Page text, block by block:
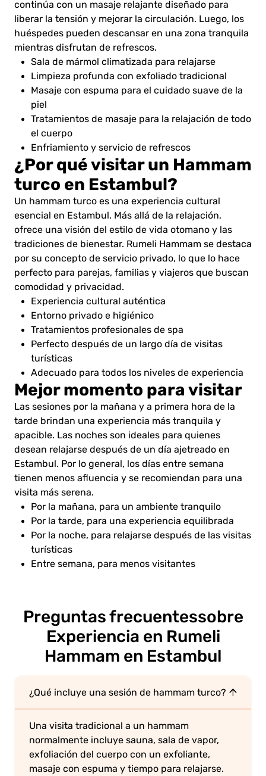
continúa con un masaje relajante diseñado para
liberar la tensión y mejorar la circulación. Luego, los
huéspedes pueden descansar en una zona tranquila
mientras disfrutan de refrescos.
Sala de mármol climatizada para relajarse
Limpieza profunda con exfoliado tradicional
Masaje con espuma para el cuidado suave de la
piel
Tratamientos de masaje para la relajación de todo
el cuerpo
Enfriamiento y servicio de refrescos
¿Por qué visitar un Hammam
turco en Estambul?
Un hammam turco es una experiencia cultural
esencial en Estambul. Más allá de la relajación,
ofrece una visión del estilo de vida otomano y las
tradiciones de bienestar. Rumeli Hammam se destaca
por su concepto de servicio privado, lo que lo hace
perfecto para parejas, familias y viajeros que buscan
comodidad y privacidad.
Experiencia cultural auténtica
Entorno privado e higiénico
Tratamientos profesionales de spa
Perfecto después de un largo día de visitas
turísticas
Adecuado para todos los niveles de experiencia
Mejor momento para visitar
Las sesiones por la mañana y a primera hora de la
tarde brindan una experiencia más tranquila y
apacible. Las noches son ideales para quienes
desean relajarse después de un día ajetreado en
Estambul. Por lo general, los días entre semana
tienen menos afluencia y se recomiendan para una
visita más serena.
Por la mañana, para un ambiente tranquilo
Por la tarde, para una experiencia equilibrada
Por la noche, para relajarse después de las visitas
turísticas
Entre semana, para menos visitantes
Preguntas frecuentessobre
Experiencia en Rumeli
Hammam en Estambul
¿Qué incluye una sesión de hammam turco?
Una visita tradicional a un hammam
normalmente incluye sauna, sala de vapor,
exfoliación del cuerpo con un exfoliante,
masaje con espuma y tiempo para relajarse.